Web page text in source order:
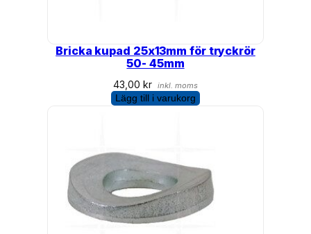
Bricka kupad 25x13mm för tryckrör
50- 45mm
43,00 kr inkl. moms
Lägg till i varukorg